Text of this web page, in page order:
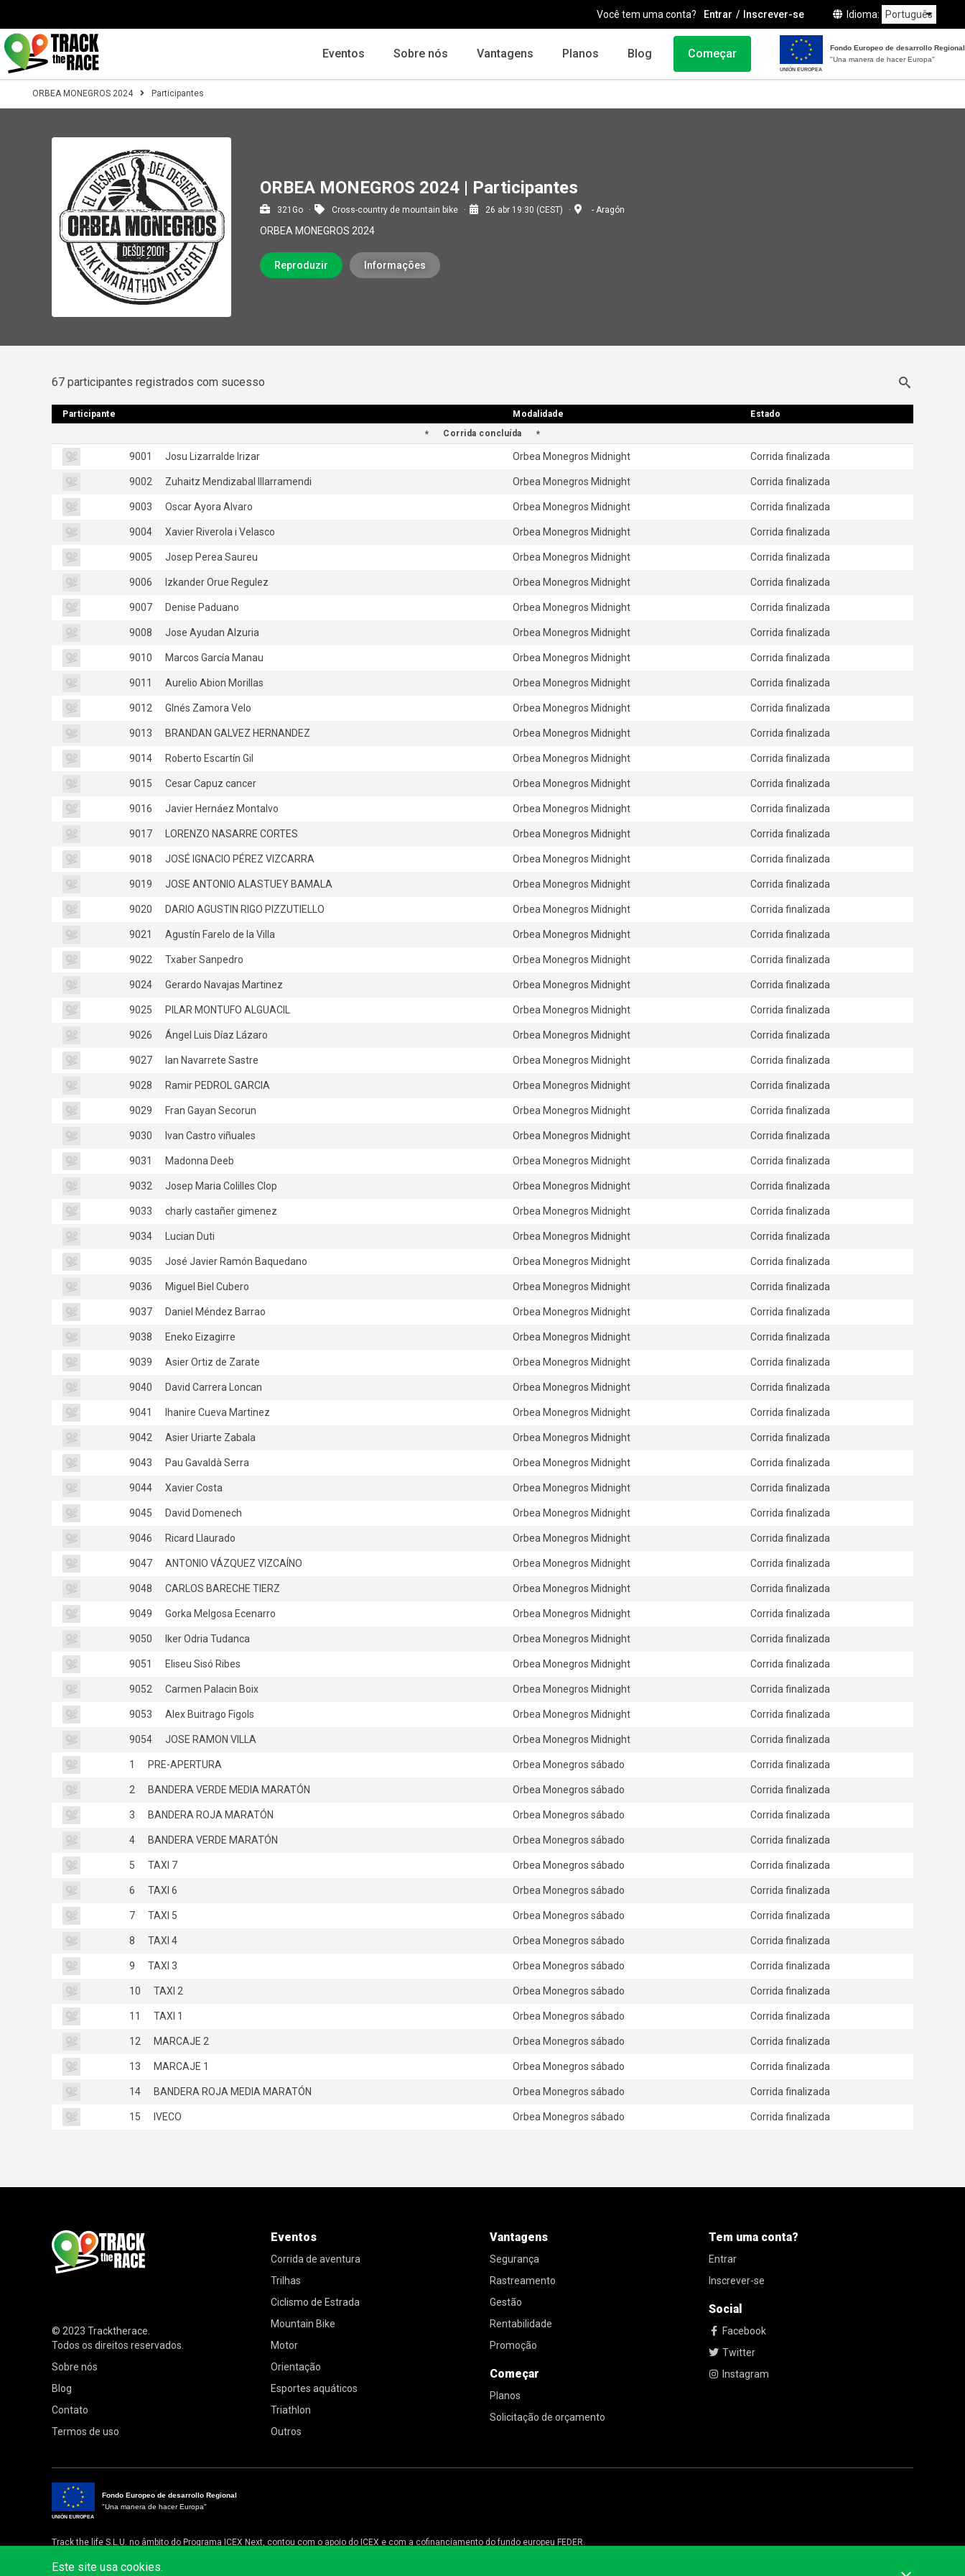
Você tem uma conta? Entrar Inscrever-se Idioma
Eventos Sobre nós Vantagens Planos Blog Começar
UNIÓN EUROPEA
Fondo Europeo de desarrollo Regional
"Una manera de hacer Europa"
ORBEA MONEGROS 2024 Participantes
ORBEA MONEGROS 2024 | Participantes
321Go Cross-country de mountain bike 26 abr 19:30 (CEST) - Aragón
ORBEA MONEGROS 2024
Reproduzir Informações
67 participantes registrados com sucesso
Participante Modalidade
Estado
Corrida concluída
9001 Josu Lizarralde Irizar Orbea Monegros Midnight Corrida finalizada
9002 Zuhaitz Mendizabal Illarramendi Orbea Monegros Midnight Corrida finalizada
9003 Oscar Ayora Alvaro Orbea Monegros Midnight Corrida finalizada
9004 Xavier Riverola i Velasco Orbea Monegros Midnight Corrida finalizada
9005 Josep Perea Saureu Orbea Monegros Midnight Corrida finalizada
9006 Izkander Orue Regulez Orbea Monegros Midnight Corrida finalizada
9007 Denise Paduano Orbea Monegros Midnight Corrida finalizada
9008 Jose Ayudan Alzuria Orbea Monegros Midnight Corrida finalizada
9010 Marcos García Manau Orbea Monegros Midnight Corrida finalizada
9011 Aurelio Abion Morillas Orbea Monegros Midnight Corrida finalizada
9012 GInés Zamora Velo Orbea Monegros Midnight Corrida finalizada
9013 BRANDAN GALVEZ HERNANDEZ Orbea Monegros Midnight Corrida finalizada
9014 Roberto Escartín Gil Orbea Monegros Midnight Corrida finalizada
9015 Cesar Capuz cancer Orbea Monegros Midnight Corrida finalizada
9016 Javier Hernáez Montalvo Orbea Monegros Midnight Corrida finalizada
9017 LORENZO NASARRE CORTES Orbea Monegros Midnight Corrida finalizada
9018 JOSÉ IGNACIO PÉREZ VIZCARRA Orbea Monegros Midnight Corrida finalizada
9019 JOSE ANTONIO ALASTUEY BAMALA Orbea Monegros Midnight Corrida finalizada
9020 DARIO AGUSTIN RIGO PIZZUTIELLO Orbea Monegros Midnight Corrida finalizada
9021 Agustín Farelo de la Villa Orbea Monegros Midnight Corrida finalizada
9022 Txaber Sanpedro Orbea Monegros Midnight Corrida finalizada
9024 Gerardo Navajas Martinez Orbea Monegros Midnight Corrida finalizada
9025 PILAR MONTUFO ALGUACIL Orbea Monegros Midnight Corrida finalizada
9026 Ángel Luis Díaz Lázaro Orbea Monegros Midnight Corrida finalizada
9027 Ian Navarrete Sastre Orbea Monegros Midnight Corrida finalizada
9028 Ramir PEDROL GARCIA Orbea Monegros Midnight Corrida finalizada
9029 Fran Gayan Secorun Orbea Monegros Midnight Corrida finalizada
9030 Ivan Castro viñuales Orbea Monegros Midnight Corrida finalizada
9031 Madonna Deeb Orbea Monegros Midnight Corrida finalizada
9032 Josep Maria Colilles Clop Orbea Monegros Midnight Corrida finalizada
9033 charly castañer gimenez Orbea Monegros Midnight Corrida finalizada
9034 Lucian Duti Orbea Monegros Midnight Corrida finalizada
9035 José Javier Ramón Baquedano Orbea Monegros Midnight Corrida finalizada
9036 Miguel Biel Cubero Orbea Monegros Midnight Corrida finalizada
9037 Daniel Méndez Barrao Orbea Monegros Midnight Corrida finalizada
9038 Eneko Eizagirre Orbea Monegros Midnight Corrida finalizada
9039 Asier Ortiz de Zarate Orbea Monegros Midnight Corrida finalizada
9040 David Carrera Loncan Orbea Monegros Midnight Corrida finalizada
9041 Ihanire Cueva Martinez Orbea Monegros Midnight Corrida finalizada
9042 Asier Uriarte Zabala Orbea Monegros Midnight Corrida finalizada
9043 Pau Gavaldà Serra Orbea Monegros Midnight Corrida finalizada
9044 Xavier Costa Orbea Monegros Midnight Corrida finalizada
9045 David Domenech Orbea Monegros Midnight Corrida finalizada
9046 Ricard Llaurado Orbea Monegros Midnight Corrida finalizada
9047 ANTONIO VÁZQUEZ VIZCAÍNO Orbea Monegros Midnight Corrida finalizada
9048 CARLOS BARECHE TIERZ Orbea Monegros Midnight Corrida finalizada
9049 Gorka Melgosa Ecenarro Orbea Monegros Midnight Corrida finalizada
9050 Iker Odria Tudanca Orbea Monegros Midnight Corrida finalizada
9051 Eliseu Sisó Ribes Orbea Monegros Midnight Corrida finalizada
9052 Carmen Palacin Boix Orbea Monegros Midnight Corrida finalizada
9053 Alex Buitrago Figols Orbea Monegros Midnight Corrida finalizada
9054 JOSE RAMON VILLA Orbea Monegros Midnight Corrida finalizada
1 PRE-APERTURA Orbea Monegros sábado Corrida finalizada
2 BANDERA VERDE MEDIA MARATÓN Orbea Monegros sábado Corrida finalizada
3 BANDERA ROJA MARATÓN Orbea Monegros sábado Corrida finalizada
4 BANDERA VERDE MARATÓN Orbea Monegros sábado Corrida finalizada
5 TAXI 7 Orbea Monegros sábado Corrida finalizada
6 TAXI 6 Orbea Monegros sábado Corrida finalizada
7 TAXI 5 Orbea Monegros sábado Corrida finalizada
8 TAXI 4 Orbea Monegros sábado Corrida finalizada
9 TAXI 3 Orbea Monegros sábado Corrida finalizada
10 TAXI 2 Orbea Monegros sábado Corrida finalizada
11 TAXI 1 Orbea Monegros sábado Corrida finalizada
12 MARCAJE 2 Orbea Monegros sábado Corrida finalizada
13 MARCAJE 1 Orbea Monegros sábado Corrida finalizada
14 BANDERA ROJA MEDIA MARATÓN Orbea Monegros sábado Corrida finalizada
15 IVECO Orbea Monegros sábado Corrida finalizada
Participante Modalidade Estado
© 2023 Tracktherace
Todos os direitos reservados.
Sobre nós
Blog
Contato
Termos de uso
Eventos
Corrida de aventura
Trilhas
Ciclismo de Estrada
Mountain Bike
Motor
Orientação
Esportes aquáticos
Triathlon
Outros
Vantagens
Segurança
Rastreamento
Gestão
Rentabilidade
Promoção
Começar
Planos
Solicitação de orçamento
Tem uma conta?
Entrar
Inscrever-se
Social
Facebook
Twitter
Instagram
UNIÓN EUROPEA
Fondo Europeo de desarrollo Regional
"Una manera de hacer Europa"
Track the life S.L.U. no âmbito do Programa ICEX Next, contou com o apoio do ICEX e com a cofinanciamento do fundo europeu FEDER.
Este site usa cookies.